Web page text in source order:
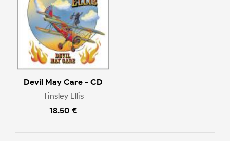
Devil May Care - CD
Tinsley Ellis
18.50 €